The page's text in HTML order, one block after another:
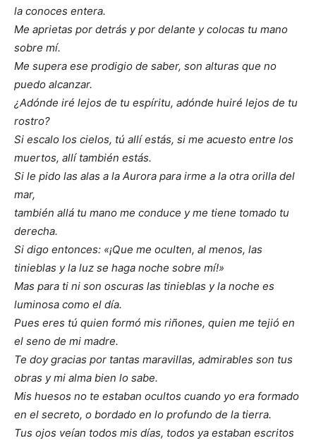
la conoces entera.
Me aprietas por detrás y por delante y colocas tu mano
sobre mí.
Me supera ese prodigio de saber, son alturas que no
puedo alcanzar.
¿Adónde iré lejos de tu espíritu, adónde huiré lejos de tu
rostro?
Si escalo los cielos, tú allí estás, si me acuesto entre los
muertos, allí también estás.
Si le pido las alas a la Aurora para irme a la otra orilla del
mar,
también allá tu mano me conduce y me tiene tomado tu
derecha.
Si digo entonces: «¡Que me oculten, al menos, las
tinieblas y la luz se haga noche sobre mí!»
Mas para ti ni son oscuras las tinieblas y la noche es
luminosa como el día.
Pues eres tú quien formó mis riñones, quien me tejió en
el seno de mi madre.
Te doy gracias por tantas maravillas, admirables son tus
obras y mi alma bien lo sabe.
Mis huesos no te estaban ocultos cuando yo era formado
en el secreto, o bordado en lo profundo de la tierra.
Tus ojos veían todos mis días, todos ya estaban escritos